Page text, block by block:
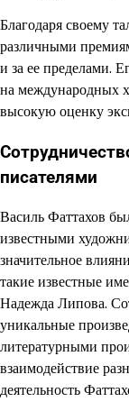
Благодаря своему
различными
и за ее пределами.
на международных
высокую оценку
писателями
Василь Фаттахов
известными
значительное
такие известные
Надежда Липова.
уникальные
литературными
взаимодействие
деятельность